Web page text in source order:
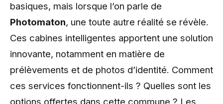
basiques, mais lorsque l’on parle de
Photomaton, une toute autre réalité se révèle.
Ces cabines intelligentes apportent une solution
innovante, notamment en matière de
prélèvements et de photos d’identité. Comment
ces services fonctionnent-ils ? Quelles sont les
options offertes dans cette commune ? Les